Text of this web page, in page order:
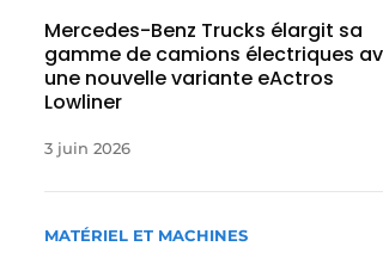
Mercedes-Benz Trucks élargit sa
gamme de camions électriques
une nouvelle variante eActros
Lowliner
3 juin 2026
MATÉRIEL ET MACHINES